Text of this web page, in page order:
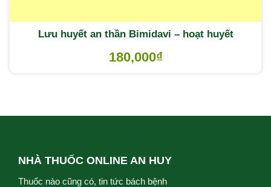
Lưu huyết an thần Bimidavi – hoạt huyết
180,000₫
NHÀ THUỐC ONLINE AN HUY
Thuốc nào cũng có, tin tức bách bệnh